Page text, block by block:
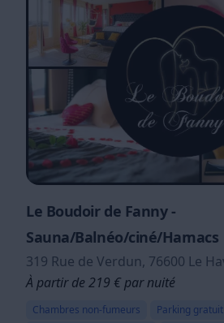
Le Boudoir de Fanny -
Sauna/Balnéo/ciné/Hamacs
319 Rue de Verdun, 76600 Le
À partir de 219 € par nuité
Chambres non-fumeurs
Parking gratuit